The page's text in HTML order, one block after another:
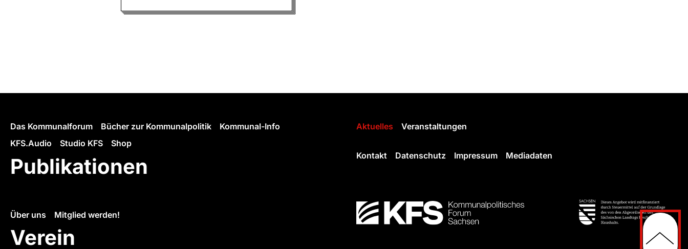
Das Kommunalforum Bücher zur Kommunalpolitik
Kommunal-Info
KFS.Audio
Studio KFS Shop
Publikationen
Über uns Mitglied werden!
Verein
Aktuelles Veranstaltungen
Kontakt Datenschutz Impressum Mediadaten